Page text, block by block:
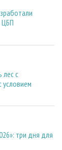
ЦБП
лес с
условием
три дня для